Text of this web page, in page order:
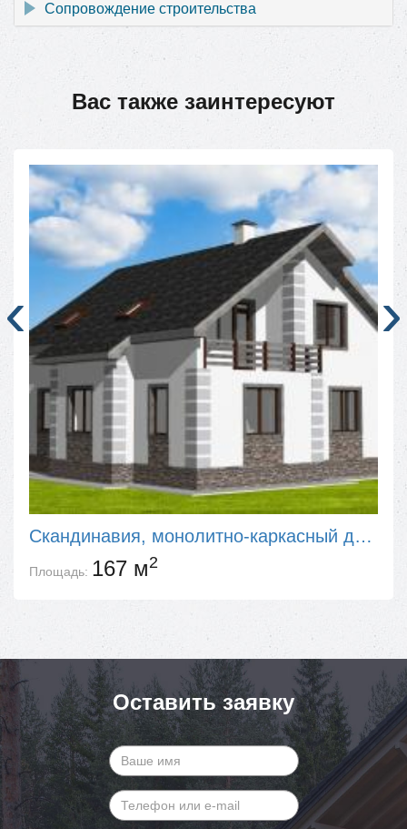
Сопровождение строительства
Вас также заинтересуют
Скандинавия, монолитно-каркасный дом 167 м2
Площадь: 167 м2
‹ ›
Оставить заявку
имя